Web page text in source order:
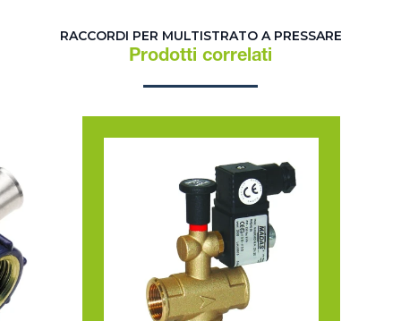
RACCORDI PER MULTISTRATO A PRESSARE
Prodotti correlati